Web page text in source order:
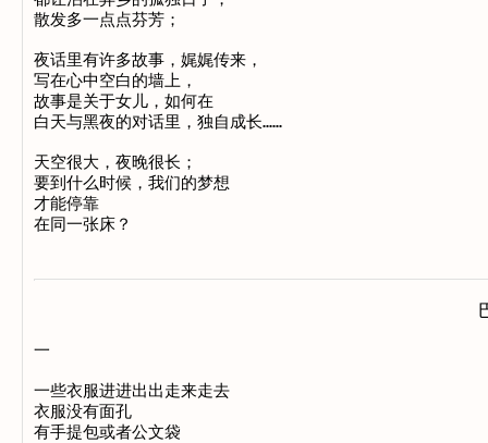
散发多一点点芬芳；
夜话里有许多故事，娓娓传来，
写在心中空白的墙上，
故事是关于女儿，如何在
白天与黑夜的对话里，独自成长……
天空很大，夜晚很长；
要到什么时候，我们的梦想
才能停靠
一
一些衣服进进出出走来走去
衣服没有面孔
有手提包或者公文袋